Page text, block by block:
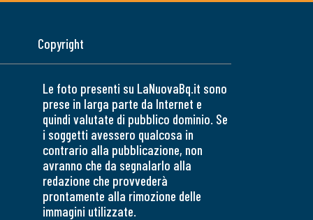
Copyright
Le foto presenti su LaNuovaBq.it sono
prese in larga parte da Internet e
quindi valutate di pubblico dominio. Se
i soggetti avessero qualcosa in
contrario alla pubblicazione, non
avranno che da segnalarlo alla
redazione che provvederà
prontamente alla rimozione delle
immagini utilizzate.